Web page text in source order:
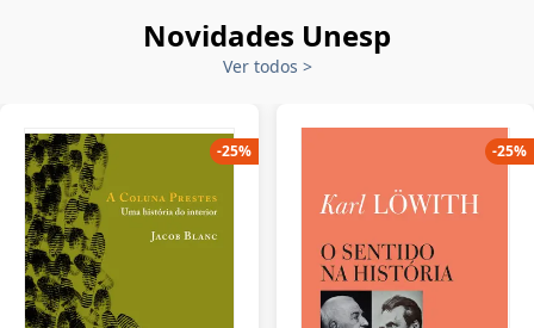
Novidades Unesp
Ver todos >
-25% -25%